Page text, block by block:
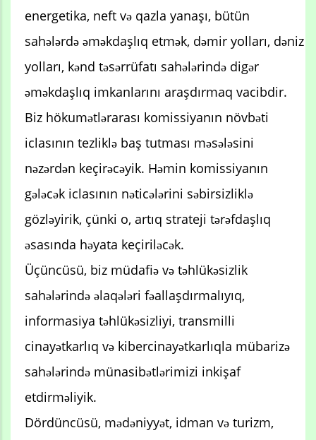
energetika, neft və qazla yanaşı, bütün
sahələrdə əməkdaşlıq etmək, dəmir yolları, dəniz
yolları, kənd təsərrüfatı sahələrində digər
əməkdaşlıq imkanlarını araşdırmaq vacibdir.
Biz hökumətlərarası komissiyanın növbəti
iclasının tezliklə baş tutması məsələsini
nəzərdən keçirəcəyik. Həmin komissiyanın
gələcək iclasının nəticələrini səbirsizliklə
gözləyirik, çünki o, artıq strateji tərəfdaşlıq
əsasında həyata keçiriləcək.
Üçüncüsü, biz müdafiə və təhlükəsizlik
sahələrində əlaqələri fəallaşdırmalıyıq,
informasiya təhlükəsizliyi, transmilli
cinayətkarlıq və kibercinayətkarlıqla mübarizə
sahələrində münasibətlərimizi inkişaf
etdirməliyik.
Dördüncüsü, mədəniyyət, idman və turizm,